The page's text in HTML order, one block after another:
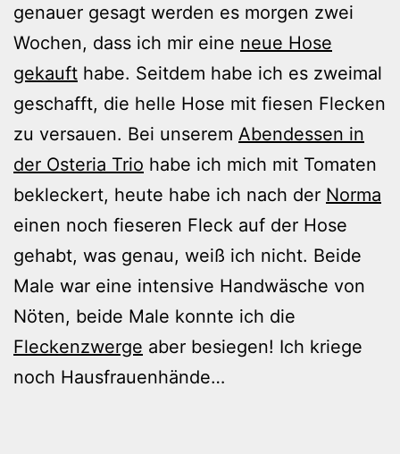
genauer gesagt werden es morgen zwei
Wochen, dass ich mir eine neue Hose
gekauft habe. Seitdem habe ich es zweimal
geschafft, die helle Hose mit fiesen Flecken
zu versauen. Bei unserem Abendessen in
der Osteria Trio habe ich mich mit Tomaten
bekleckert, heute habe ich nach der Norma
einen noch fieseren Fleck auf der Hose
gehabt, was genau, weiß ich nicht. Beide
Male war eine intensive Handwäsche von
Nöten, beide Male konnte ich die
Fleckenzwerge aber besiegen! Ich kriege
noch Hausfrauenhände…